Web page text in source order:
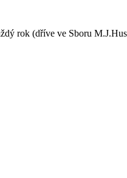
rok (dříve ve Sboru